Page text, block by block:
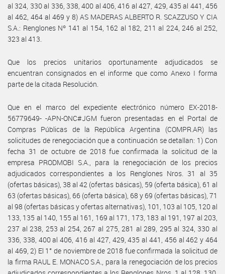
al 324, 330 al 336, 338, 400 al 406, 416 al 427, 429, 435 al 441, 456
al 462, 464 al 469 y 8) AS MADERAS ALBERTO R. SCAZZUSO Y CIA
S.A.: Renglones Nº 141 al 154, 162 al 182, 211 al 224, 246 al 252,
323 al 413.
Que los precios unitarios oportunamente adjudicados se
encuentran consignados en el informe que como Anexo I forma
parte de la citada Resolución.
Que en el marco del expediente electrónico número EX-2018-
56779649- -APN-ONC#JGM fueron presentadas en el Portal de
Compras Públicas de la República Argentina (COMPR.AR) las
solicitudes de renegociación que a continuación se detallan: 1) Con
fecha 31 de octubre de 2018 fue confirmada la solicitud de la
empresa PRODMOBI S.A., para la renegociación de los precios
adjudicados correspondientes a los Renglones Nros. 31 al 35
(ofertas básicas), 38 al 42 (ofertas básicas), 59 (oferta básica), 61 al
63 (ofertas básicas), 66 (oferta básica), 68 y 69 (ofertas básicas), 71
al 98 (ofertas básicas y ofertas alternativas), 101, 103 al 105, 120 al
133, 135 al 140, 155 al 161, 169 al 171, 173, 183 al 191, 197 al 203,
237 al 238, 253 al 254, 267 al 275, 281 al 289, 295 al 324, 330 al
336, 338, 400 al 406, 416 al 427, 429, 435 al 441, 456 al 462 y 464
al 469, 2) El 1° de noviembre de 2018 fue confirmada la solicitud de
la firma RAUL E. MONACO S.A., para la renegociación de los precios